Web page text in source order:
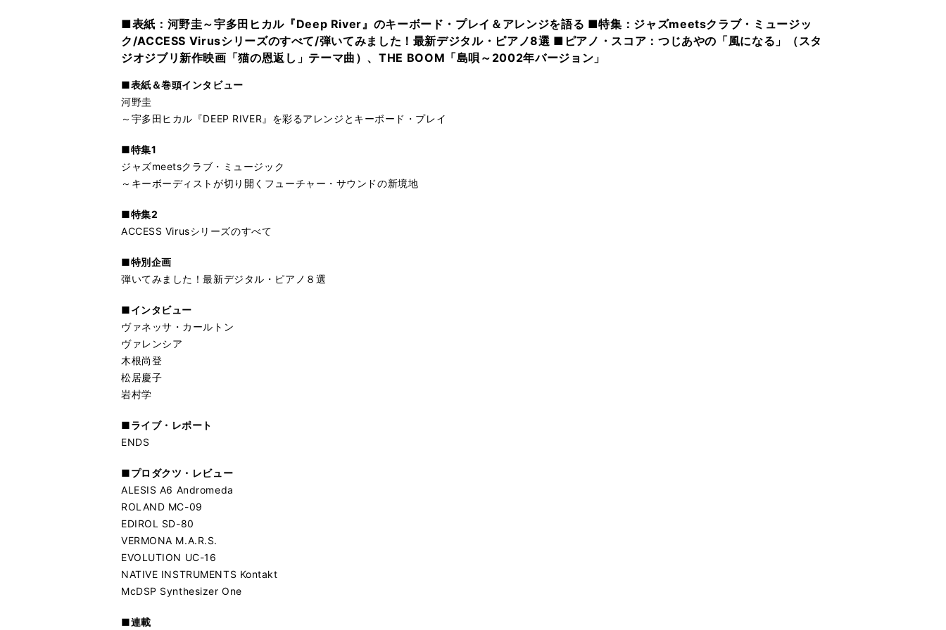
■表紙：河野圭～宇多田ヒカル『Deep River』のキーボード・プレイ＆アレンジを語る ■特集：ジャズmeetsクラブ・ミュージッ
ク/ACCESS Virusシリーズのすべて/弾いてみました！最新デジタル・ピアノ8選 ■ピアノ・スコア：つじあやの「風になる」（スタ
ジオジブリ新作映画「猫の恩返し」テーマ曲）、THE BOOM「島唄～2002年バージョン」
■表紙＆巻頭インタビュー
河野圭
～宇多田ヒカル『DEEP RIVER』を彩るアレンジとキーボード・プレイ
■特集1
ジャズmeetsクラブ・ミュージック
～キーボーディストが切り開くフューチャー・サウンドの新境地
■特集2
ACCESS Virusシリーズのすべて
■特別企画
弾いてみました！最新デジタル・ピアノ８選
■インタビュー
ヴァネッサ・カールトン
ヴァレンシア
木根尚登
松居慶子
岩村学
■ライブ・レポート
ENDS
■プロダクツ・レビュー
ALESIS A6 Andromeda
ROLAND MC-09
EDIROL SD-80
VERMONA M.A.R.S.
EVOLUTION UC-16
NATIVE INSTRUMENTS Kontakt
McDSP Synthesizer One
■連載